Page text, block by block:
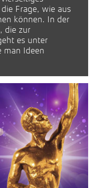
Frage, wie aus
können. In der
die zur
es unter
man Ideen